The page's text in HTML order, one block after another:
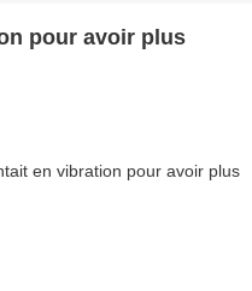
pour avoir plus